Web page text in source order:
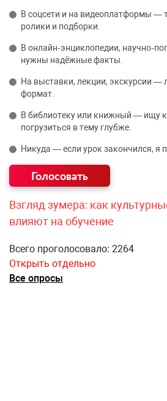
В соцсети и на видеоплатформы —
ролики и подборки.
В онлайн‑энциклопедии,
нужны надёжные факты.
На выставки, лекции, экскурсии
формат.
В библиотеку или книжный — ищу
погрузиться в тему глубже.
Никуда — если урок закончился, я
Взгляд зумера: как
влияют на обучение
Всего проголосовало: 2264
Открыть отдельно
Все опросы